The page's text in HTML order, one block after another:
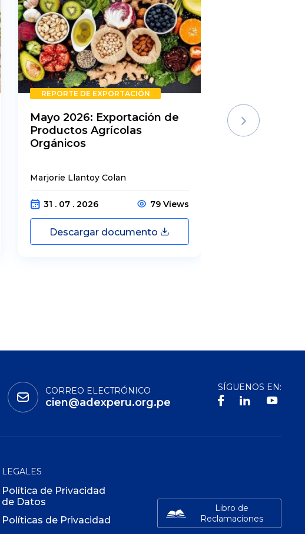
REPORTE DE EXPORTACIÓN
Mayo 2026: Exportación de
Productos Agrícolas
Orgánicos
Marjorie Llantoy Colan
31 . 07 . 2026 79 Views
Descargar documento
Rechazos
Semestre
CORREO ELECTRÓNICO
cien@adexperu.org.pe
SÍGUENOS EN:
LEGALES
Política de Privacidad
de Datos
Políticas de Privacidad
Libro de
Reclamaciones